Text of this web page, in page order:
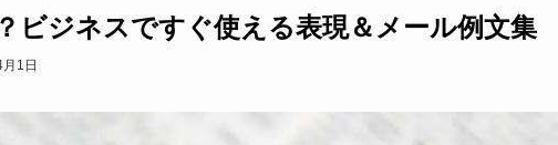
ビジネスですぐ使える表現＆メール例文集
1日